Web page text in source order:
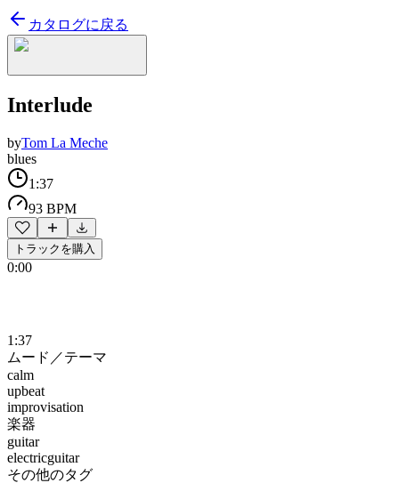
カタログに戻る
Interlude
byTom La Meche
blues
1:37
93 BPM
トラックを購入
0:00
1:37
ムード／テーマ
calm
upbeat
improvisation
楽器
guitar
electricguitar
その他のタグ